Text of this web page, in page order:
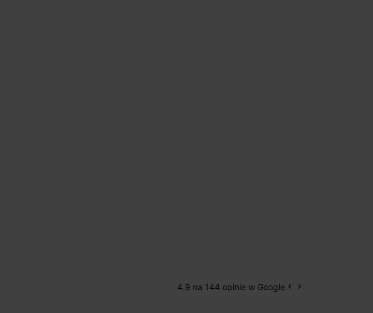
4.9 na 144 opinie w Google Poprzedni
keyboard_arrow_left Następny
keyboard_arrow_right